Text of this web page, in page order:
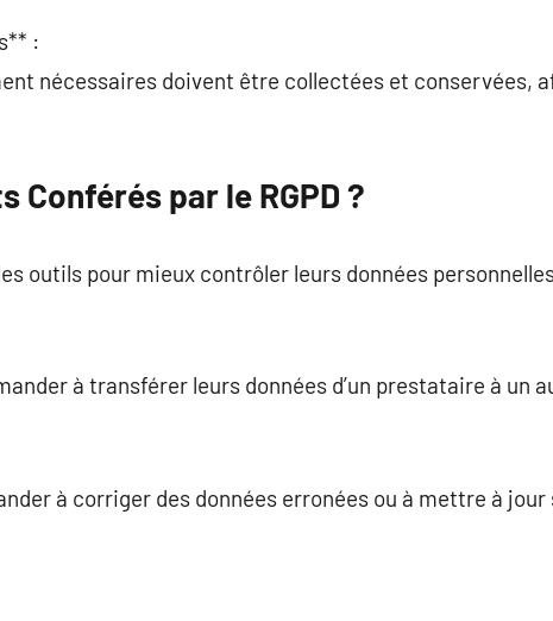
:
nécessaires doivent être collectées et conservées,
Conférés par le RGPD ?
outils pour mieux contrôler leurs données
à transférer leurs données d’un prestataire à un
à corriger des données erronées ou à mettre à